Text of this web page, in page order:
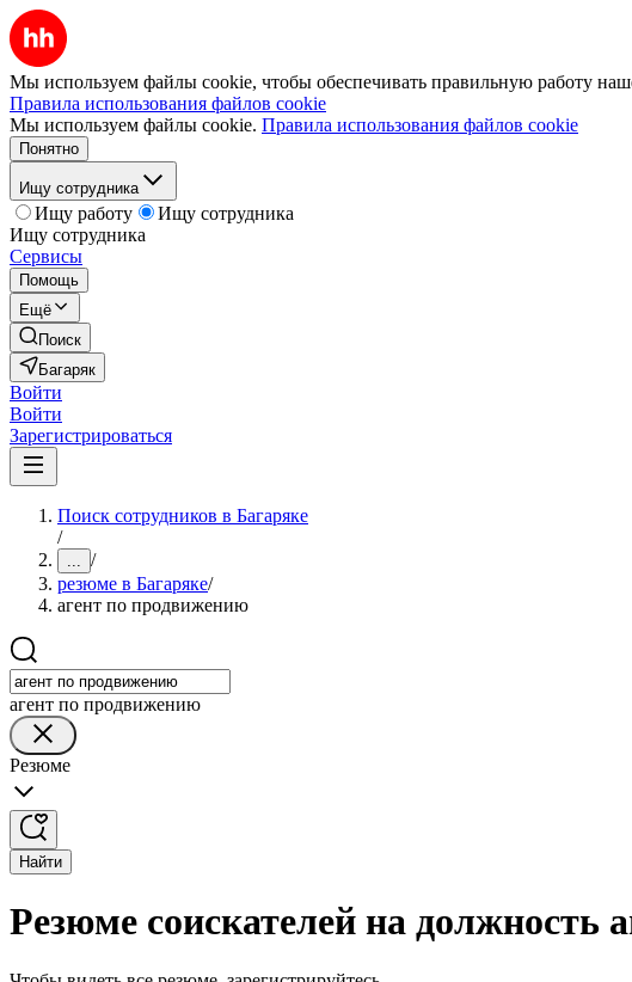
Мы используем файлы cookie, чтобы обеспечивать правильную работу
Правила использования файлов cookie
Мы используем файлы cookie. Правила использования файлов cookie
Понятно
Ищу сотрудника
Ищу работу
Ищу сотрудника
Ищу сотрудника
Сервисы
Помощь
Ещё
Поиск
Багаряк
Войти
Войти
Зарегистрироваться
Поиск сотрудников в Багаряке
/
... /
резюме в Багаряке/
агент по продвижению
агент по продвижению
Резюме
Найти
Резюме соискателей на должность